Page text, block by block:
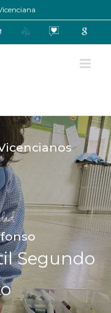
CentrosOracionesGoogle
Segundo